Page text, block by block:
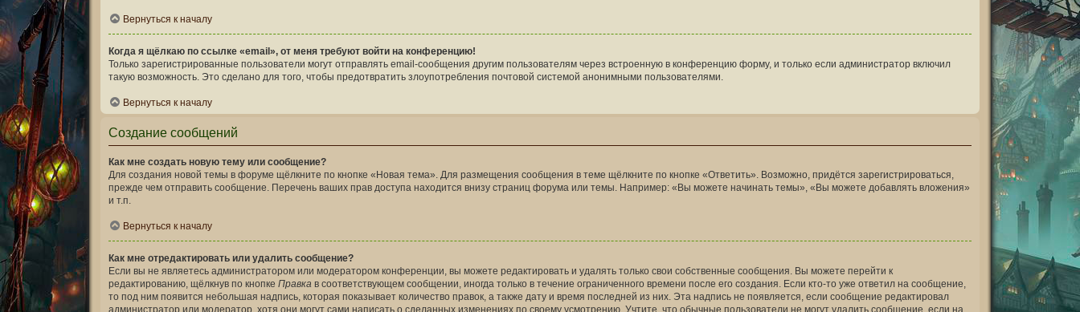
Вернуться к началу
Когда я щёлкаю по ссылке «email», от меня требуют войти на конференцию!
Только зарегистрированные пользователи могут отправлять email-сообщения другим пользователям через встроенную в конференцию форму, и только если администратор включил
такую возможность. Это сделано для того, чтобы предотвратить злоупотребления почтовой системой анонимными пользователями.
Вернуться к началу
Создание сообщений
Как мне создать новую тему или сообщение?
Для создания новой темы в форуме щёлкните по кнопке «Новая тема». Для размещения сообщения в теме щёлкните по кнопке «Ответить». Возможно, придётся зарегистрироваться,
прежде чем отправить сообщение. Перечень ваших прав доступа находится внизу страниц форума или темы. Например: «Вы можете начинать темы», «Вы можете добавлять вложения»
и т.п.
Вернуться к началу
Как мне отредактировать или удалить сообщение?
Если вы не являетесь администратором или модератором конференции, вы можете редактировать и удалять только свои собственные сообщения. Вы можете перейти к
редактированию, щёлкнув по кнопке Правка в соответствующем сообщении, иногда только в течение ограниченного времени после его создания. Если кто-то уже ответил на сообщение,
то под ним появится небольшая надпись, которая показывает количество правок, а также дату и время последней из них. Эта надпись не появляется, если сообщение редактировал
администратор или модератор, хотя они могут сами написать о сделанных изменениях по своему усмотрению. Учтите, что обычные пользователи не могут удалить сообщение, если на